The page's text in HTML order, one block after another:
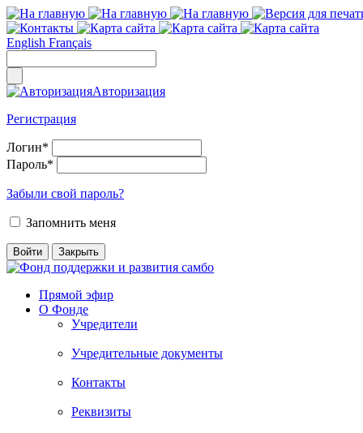
English Français
Авторизация
Регистрация
Логин*
Пароль*
Забыли свой пароль?
Запомнить меня
Прямой эфир
О Фонде
Учредители
Учредительные документы
Контакты
Реквизиты